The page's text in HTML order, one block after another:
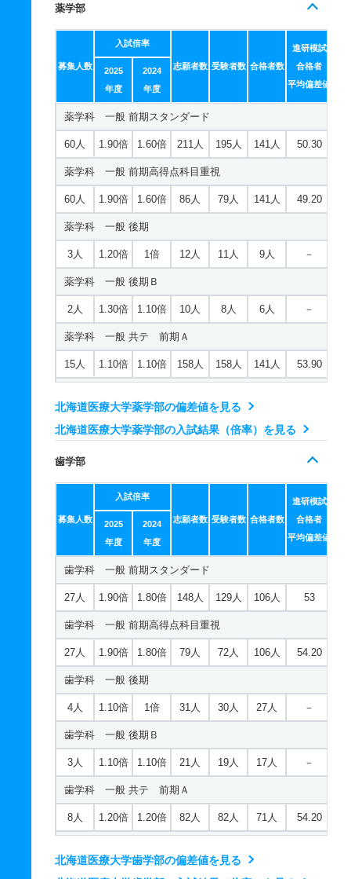
薬学部
募集人数
入試倍率
志願者数 受験者数 合格者数
進研模試
合格者
平均偏差値
2025
年度
2024
年度
薬学科 一般 前期スタンダード
60人 1.90倍 1.60倍 211人 195人 141人 50.30
薬学科 一般 前期高得点科目重視
60人 1.90倍 1.60倍 86人 79人 141人 49.20
薬学科 一般 後期
3人 1.20倍 1倍 12人 11人 9人 －
薬学科 一般 後期Ｂ
2人 1.30倍 1.10倍 10人 8人 6人 －
薬学科 一般 共テ 前期Ａ
15人 1.10倍 1.10倍 158人 158人 141人 53.90
薬学科 一般 ニ 後期Ｂ
1倍 1倍
薬学科 推薦 学校推薦型一般
10人 － 1倍 0人 0人 0人 －
北海道医療大学薬学部の偏差値を見る
北海道医療大学薬学部の入試結果（倍率）を見る
歯学部
募集人数
入試倍率
志願者数 受験者数 合格者数
進研模試
合格者
平均偏差値
2025
年度
2024
年度
歯学科 一般 前期スタンダード
27人 1.90倍 1.80倍 148人 129人 106人 53
歯学科 一般 前期高得点科目重視
27人 1.90倍 1.80倍 79人 72人 106人 54.20
歯学科 一般 後期
4人 1.10倍 1倍 31人 30人 27人 －
歯学科 一般 後期Ｂ
3人 1.10倍 1.10倍 21人 19人 17人 －
歯学科 一般 共テ 前期Ａ
8人 1.20倍 1.20倍 82人 82人 71人 54.20
北海道医療大学歯学部の偏差値を見る